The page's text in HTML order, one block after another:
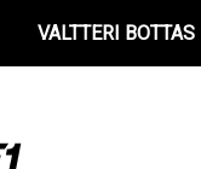
VALTTERI BOTTAS